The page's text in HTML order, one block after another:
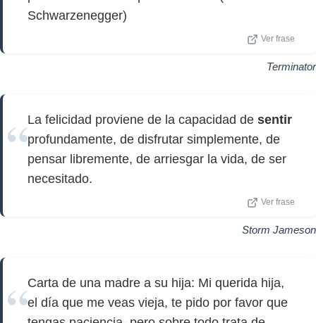
Schwarzenegger)
Ver frase
Terminator
La felicidad proviene de la capacidad de sentir
profundamente, de disfrutar simplemente, de
pensar libremente, de arriesgar la vida, de ser
necesitado.
Ver frase
Storm Jameson
Carta de una madre a su hija: Mi querida hija,
el día que me veas vieja, te pido por favor que